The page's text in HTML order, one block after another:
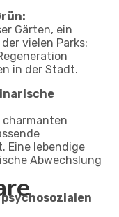
Gärten, ein
vielen Parks:
in der Stadt.​
charmanten
Eine lebendige
Abwechslung